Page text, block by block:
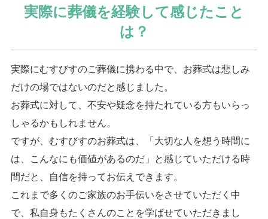
実際に葬儀を経験して感じたこと
は？
実際にむすびすのご葬儀に携わる中で、お葬式は悲しみ
だけの場ではないのだと感じました。
お葬式に対して、不安や疑念を持たれている方もいらっ
しゃるかもしれません。
ですが、むすびすのお葬式は、「大切な人を想う時間に
は、こんなにも価値があるのだ」と感じていただける時
間だと、自信を持ってお伝えできます。
これまで多くのご家族のお手伝いをさせていただく中
で、私自身もたくさんのことを学ばせていただきまし